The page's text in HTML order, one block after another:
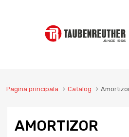
Pagina principala Catalog
AMORTIZOR